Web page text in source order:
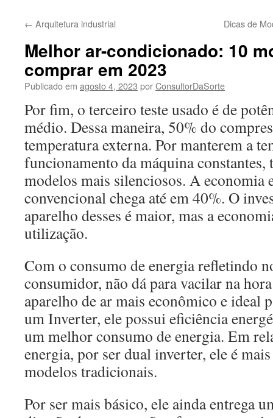
← Arquitetura industrial Dicas de
Melhor ar-condicionado: 10
comprar em 2023
Publicado em agosto 4, 2023 porConsultorDaSorte
Por fim, o terceiro teste usado é de
médio. Dessa maneira, 50% do
temperatura externa. Por manterem a
funcionamento da máquina constantes,
modelos mais silenciosos. A economia
convencional chega até em 40%. O
aparelho desses é maior, mas a
utilização.
Com o consumo de energia refletindo
consumidor, não dá para vacilar na
aparelho de ar mais econômico e ideal
um Inverter, ele possui eficiência
um melhor consumo de energia. Em
energia, por ser dual inverter, ele é
modelos tradicionais.
Por ser mais básico, ele ainda entrega